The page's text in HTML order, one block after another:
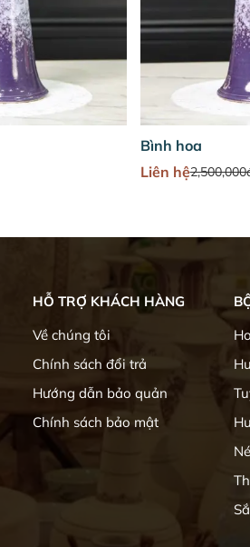
Bình hoa
Liên hệ
HỖ TRỢ KHÁCH HÀNG
Về chúng tôi
Chính sách đổi trả
Hướng dẫn bảo quản
Chính sách bảo mật